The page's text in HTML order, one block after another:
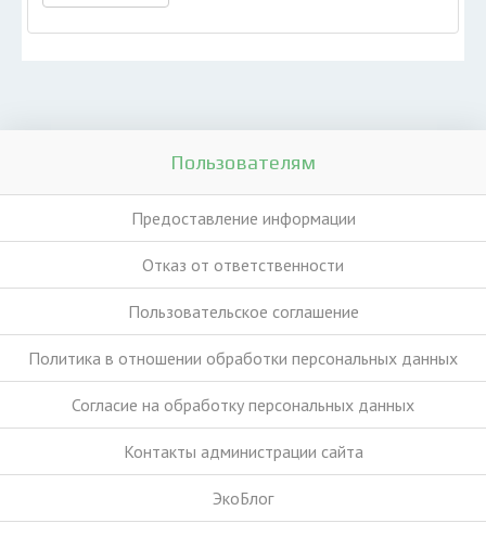
Пользователям
Предоставление информации
Отказ от ответственности
Пользовательское соглашение
Политика в отношении обработки персональных данных
Согласие на обработку персональных данных
Контакты администрации сайта
ЭкоБлог